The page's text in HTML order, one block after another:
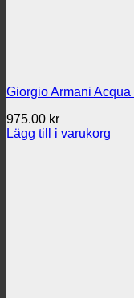
Giorgio Armani Acqua
975.00 kr
Lägg till i varukorg